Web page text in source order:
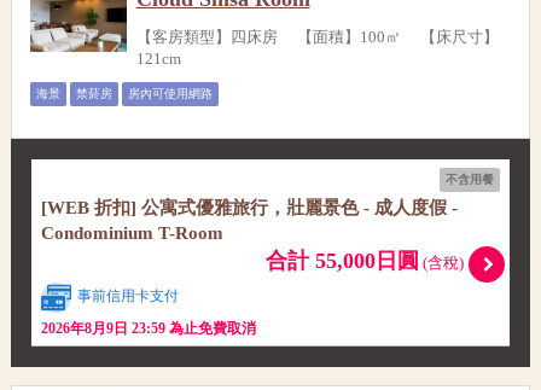
【客房類型】四床房 【面積】100㎡ 【床尺寸】
121cm
海景 禁菸房 房內可使用網路
不含用餐
[WEB 折扣] 公寓式優雅旅行，壯麗景色 - 成人度假 -
Condominium T-Room
合計 55,000日圓 (含稅)
事前信用卡支付
2026年8月9日 23:59 為止免費取消